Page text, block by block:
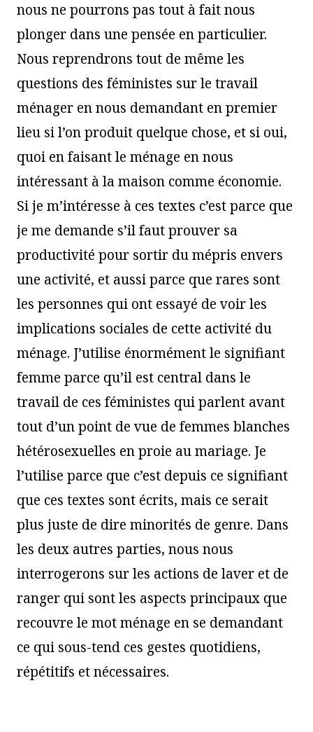
nous ne pourrons pas tout à fait nous
plonger dans une pensée en particulier.
Nous reprendrons tout de même les
questions des féministes sur le travail
ménager en nous demandant en premier
lieu si l’on produit quelque chose, et si oui,
quoi en faisant le ménage en nous
intéressant à la maison comme économie.
Si je m’intéresse à ces textes c’est parce que
je me demande s’il faut prouver sa
productivité pour sortir du mépris envers
une activité, et aussi parce que rares sont
les personnes qui ont essayé de voir les
implications sociales de cette activité du
ménage. J’utilise énormément le signifiant
femme parce qu’il est central dans le
travail de ces féministes qui parlent avant
tout d’un point de vue de femmes blanches
hétérosexuelles en proie au mariage. Je
l’utilise parce que c’est depuis ce signifiant
que ces textes sont écrits, mais ce serait
plus juste de dire minorités de genre. Dans
les deux autres parties, nous nous
interrogerons sur les actions de laver et de
ranger qui sont les aspects principaux que
recouvre le mot ménage en se demandant
ce qui sous-tend ces gestes quotidiens,
répétitifs et nécessaires.